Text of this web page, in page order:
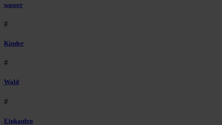
wasser
#
Kinder
#
Wald
#
Einkaufen